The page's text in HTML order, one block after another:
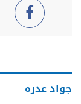
جواد عدره